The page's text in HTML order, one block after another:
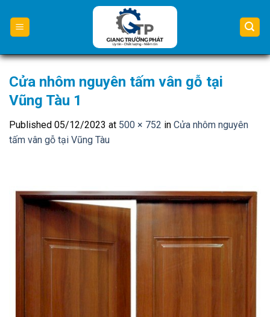
content
Cửa nhôm nguyên tấm vân gỗ tại
Vũng Tàu 1
Published 05/12/2023 at 500 × 752 in Cửa nhôm nguyên
tấm vân gỗ tại Vũng Tàu